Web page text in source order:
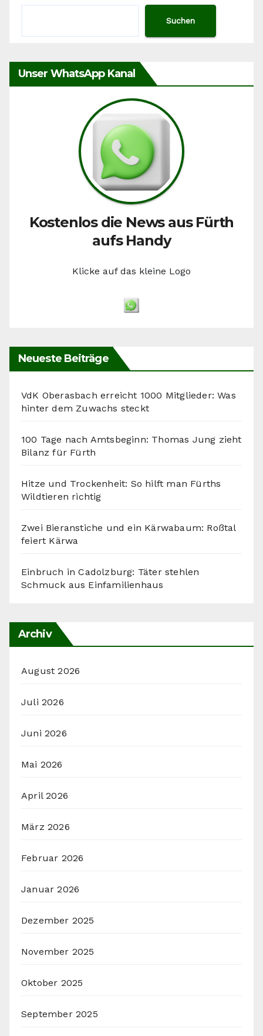
Suchen
Unser WhatsApp Kanal
Kostenlos die News aus Fürth
aufs Handy
Klicke auf das kleine Logo
Neueste Beiträge
VdK Oberasbach erreicht 1000 Mitglieder: Was
hinter dem Zuwachs steckt
100 Tage nach Amtsbeginn: Thomas Jung zieht
Bilanz für Fürth
Hitze und Trockenheit: So hilft man Fürths
Wildtieren richtig
Zwei Bieranstiche und ein Kärwabaum: Roßtal
feiert Kärwa
Einbruch in Cadolzburg: Täter stehlen
Schmuck aus Einfamilienhaus
Archiv
August 2026
Juli 2026
Juni 2026
Mai 2026
April 2026
März 2026
Februar 2026
Januar 2026
Dezember 2025
November 2025
Oktober 2025
September 2025